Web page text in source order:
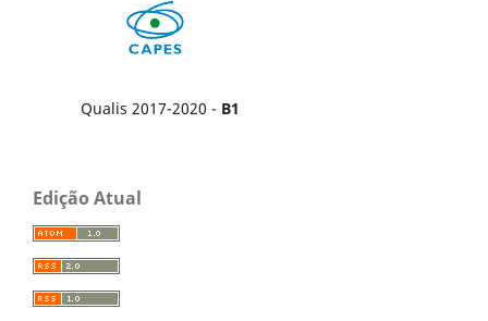
Qualis 2017-2020 - B1
Edição Atual